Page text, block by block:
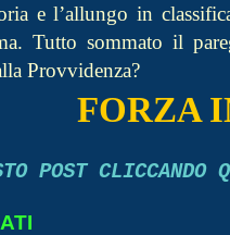
e l’allungo in
Tutto sommato il
Provvidenza?
FORZA
POST CLICCANDO